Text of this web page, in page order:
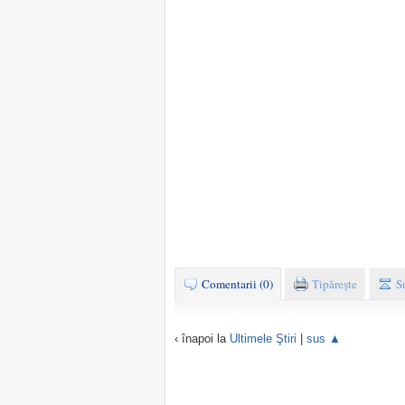
Comentarii (0) Tipăreşte
‹ înapoi la Ultimele Ştiri sus ▲